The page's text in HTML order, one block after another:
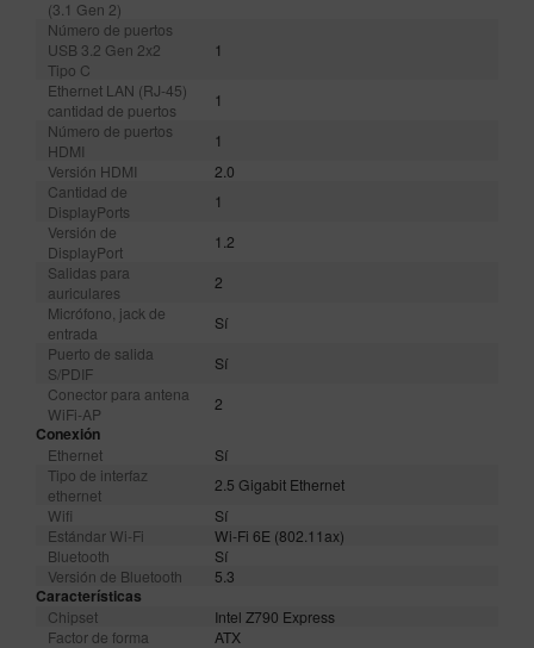
(3.1 Gen 2)
Número de puertos
USB 3.2 Gen 2x2
Tipo C
1
Ethernet LAN (RJ-45)
cantidad de puertos
1
Número de puertos
HDMI
1
Versión HDMI
2.0
Cantidad de
DisplayPorts
1
Versión de
DisplayPort
1.2
Salidas para
auriculares
2
Micrófono, jack de
entrada
Sí
Puerto de salida
S/PDIF
Sí
Conector para antena
WiFi-AP
2
Conexión
Ethernet
Sí
Tipo de interfaz
ethernet
2.5 Gigabit Ethernet
Wifi
Sí
Estándar Wi-Fi
Wi-Fi 6E (802.11ax)
Bluetooth
Sí
Versión de Bluetooth
5.3
Características
Chipset
Intel Z790 Express
Factor de forma
ATX